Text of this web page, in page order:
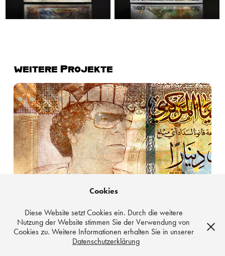
weitere Projekte
Das Projekt Banknoten | Gesichter der Währungen
Cookies
Diese Website setzt Cookies ein. Durch die weitere
Nutzung der Website stimmen Sie der Verwendung von
Cookies zu. Weitere Informationen erhalten Sie in unserer
Datenschutzerklärung